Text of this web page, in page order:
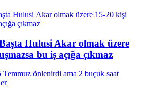
Hulusi Akar olmak üzere
bu iş açığa çıkmaz